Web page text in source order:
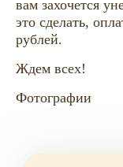
вам захочется
это сделать,
рублей.
Ждем всех!
Фотографии